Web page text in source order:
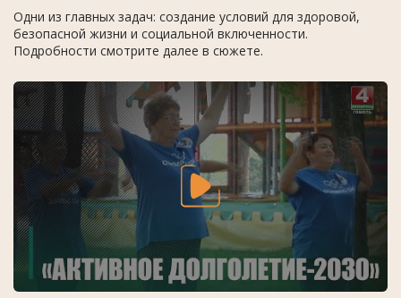
Одни из главных задач: создание условий для здоровой,
безопасной жизни и социальной включенности.
Подробности смотрите далее в сюжете.